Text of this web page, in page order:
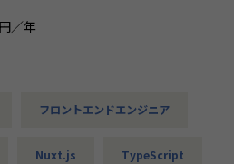
事業を拡大していく予定です。
できる環境はすでに当社にあり
ずはお気軽にご応募ください。
り、顧客折衝、WBS作成、アサ
、クライアント内報告、一部開
テム開発を推進する、インフラ
アアップを目指せる★
ードしていただきます。主な業
ますが、ご志向に合わせて様々
ことを期待しています。
進行、タスクのマネジメント、
ト、レビュー
／年
フロントエンドエンジニア
Nuxt.js TypeScript